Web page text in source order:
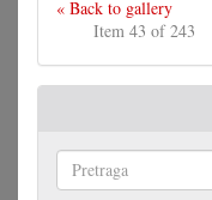
« Back to gallery
Item 43 of 243